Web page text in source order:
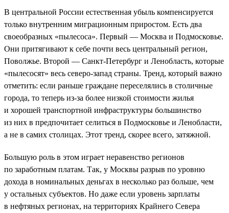
В центральной России естественная убыль компенсируется
только внутренним миграционным приростом. Есть два
своеобразных «пылесоса». Первый — Москва и Подмосковье.
Они притягивают к себе почти весь центральный регион,
Поволжье. Второй — Санкт-Петербург и Ленобласть, которые
«пылесосят» весь северо-запад страны. Тренд, который важно
отметить: если раньше граждане переселялись в столичные
города, то теперь из-за более низкой стоимости жилья
и хорошей транспортной инфраструктуры большинство
из них в предпочитает селиться в Подмосковье и Ленобласти,
а не в самих столицах. Этот тренд, скорее всего, затяжной.
Большую роль в этом играет неравенство регионов
по заработным платам. Так, у Москвы разрыв по уровню
дохода в номинальных деньгах в несколько раз больше, чем
у остальных субъектов. Но даже если уровень зарплаты
в нефтяных регионах, на территориях Крайнего Севера